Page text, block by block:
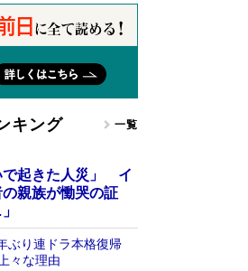
キング 一覧
で起きた人災」 イ
親族が慟哭の証
ぶり連ドラ本格復帰
々な理由